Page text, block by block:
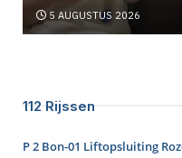
5 AUGUSTUS 2026
112 Rijssen
P 2 Bon-01 Liftopsluiting